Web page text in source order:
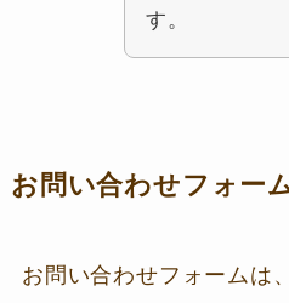
す。
お問い合わせフォー
お問い合わせフォームは